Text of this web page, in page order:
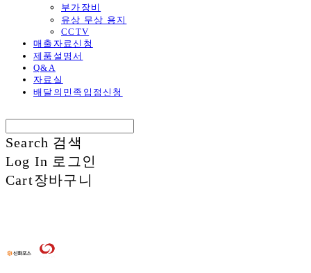
부가장비
유상 무상 용지
CCTV
매출자료신청
제품설명서
Q&A
자료실
배달의민족입점신청
Search 검색
Log In 로그인
Cart장바구니